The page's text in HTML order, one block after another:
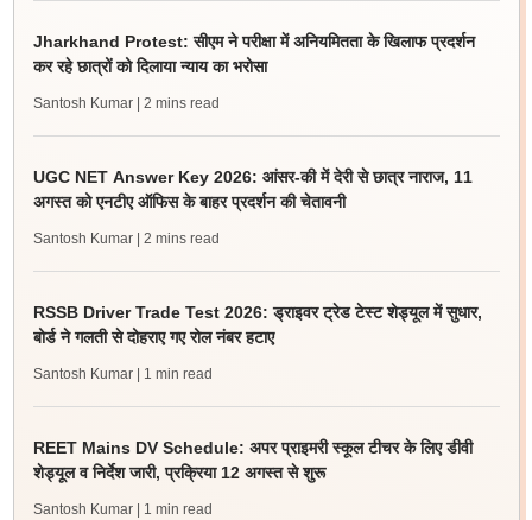
Jharkhand Protest: सीएम ने परीक्षा में अनियमितता के खिलाफ प्रदर्शन
कर रहे छात्रों को दिलाया न्याय का भरोसा
Santosh Kumar | 2 mins read
UGC NET Answer Key 2026: आंसर-की में देरी से छात्र नाराज, 11
अगस्त को एनटीए ऑफिस के बाहर प्रदर्शन की चेतावनी
Santosh Kumar | 2 mins read
RSSB Driver Trade Test 2026: ड्राइवर ट्रेड टेस्ट शेड्यूल में सुधार,
बोर्ड ने गलती से दोहराए गए रोल नंबर हटाए
Santosh Kumar | 1 min read
REET Mains DV Schedule: अपर प्राइमरी स्कूल टीचर के लिए डीवी
शेड्यूल व निर्देश जारी, प्रक्रिया 12 अगस्त से शुरू
Santosh Kumar | 1 min read